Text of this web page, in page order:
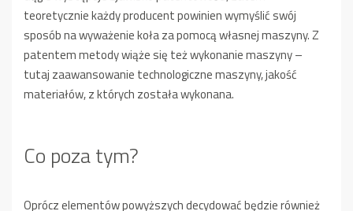
teoretycznie każdy producent powinien wymyślić swój
sposób na wyważenie koła za pomocą własnej maszyny. Z
patentem metody wiąże się też wykonanie maszyny –
tutaj zaawansowanie technologiczne maszyny, jakość
materiałów, z których została wykonana.
Co poza tym?
Oprócz elementów powyższych decydować będzie również